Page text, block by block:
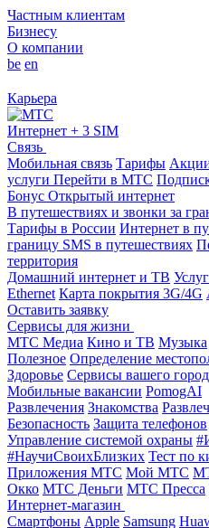
Частным клиентам
Бизнесу
О компании
be en
Карьера
Интернет + 3 SIM
Связь
Мобильная связь Тарифы
услуги Перейти в МТС
Бонус Открытый интернет
В путешествиях и звонки за
Тарифы в России Интернет в
границу SMS в путешествиях
территория
Домашний интернет и ТВ
Ethernet Карта покрытия 3G/4G
Оставить заявку
Сервисы для жизни
МТС Медиа Кино и ТВ Музыка
Полезное Определение
Здоровье Сервисы вашего
Мобильные вакансии PomogAI
Развлечения Знакомства
Безопасность Защита телефонов
Управление системой охраны
#НаучиСвоихБлизких Тест по
Приложения МТС Мой МТС
Окко МТС Деньги МТС Пресса
Интернет-магазин
Смартфоны Apple Samsung